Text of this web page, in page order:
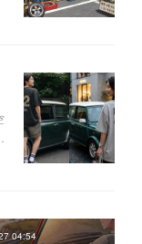
04:54